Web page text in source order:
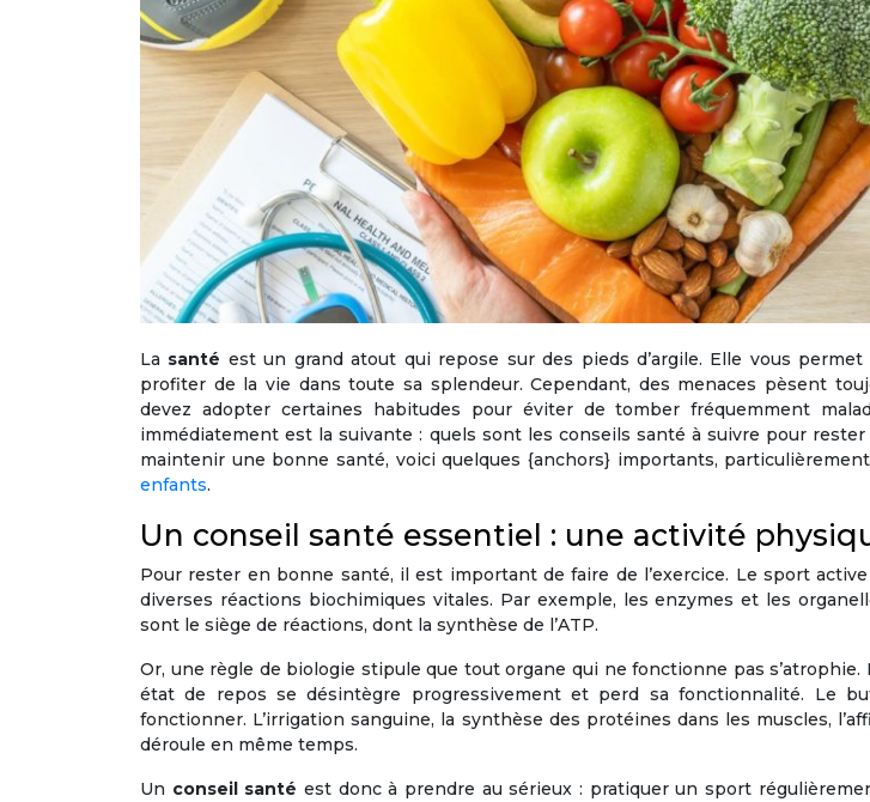
La santé est un grand atout qui repose sur des pieds d’argile. Elle vous
profiter de la vie dans toute sa splendeur. Cependant, des menaces pèsent
devez adopter certaines habitudes pour éviter de tomber fréquemment
immédiatement est la suivante : quels sont les conseils santé à suivre pour
maintenir une bonne santé, voici quelques {anchors} importants,
enfants.
Un conseil santé essentiel : une activité
Pour rester en bonne santé, il est important de faire de l’exercice. Le sport
diverses réactions biochimiques vitales. Par exemple, les enzymes et les
sont le siège de réactions, dont la synthèse de l’ATP.
Or, une règle de biologie stipule que tout organe qui ne fonctionne pas s’atrophie.
état de repos se désintègre progressivement et perd sa fonctionnalité. Le
fonctionner. L’irrigation sanguine, la synthèse des protéines dans les muscles,
déroule en même temps.
Un conseil santé est donc à prendre au sérieux : pratiquer un sport